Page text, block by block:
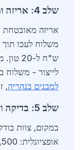
שלב 4: אריזה ומשלוח
אריזה מאובטחת
לייצור - משלוח
למבנים בנהריה,
שלב 5: בדיקה והתקנה במקום
במקום, צוות